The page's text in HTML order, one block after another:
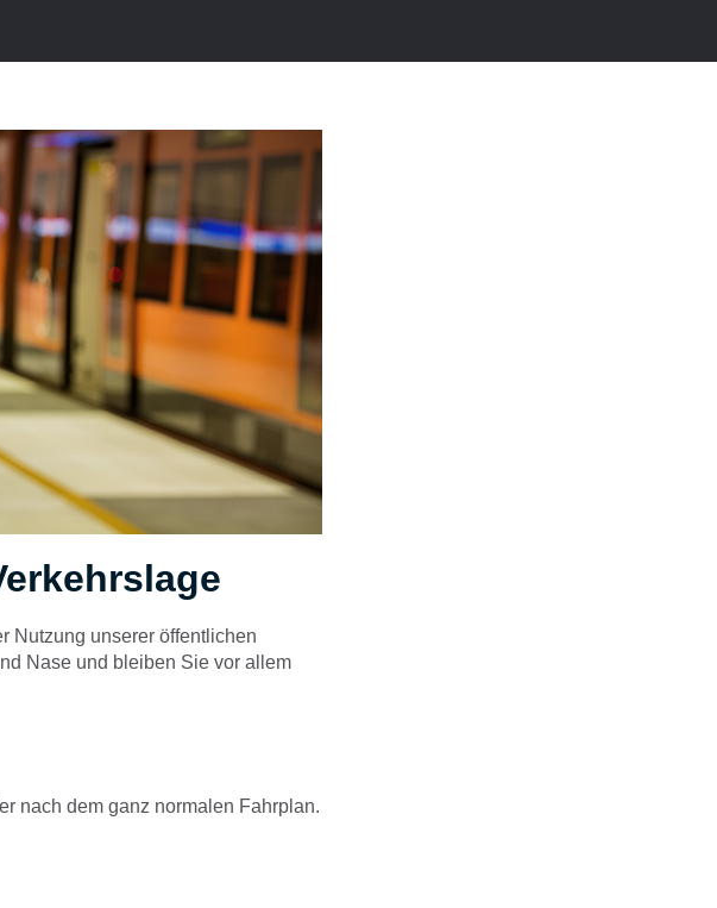
Nutzung unserer öffentlichen
Nase und bleiben Sie vor allem
nach dem ganz normalen Fahrplan.